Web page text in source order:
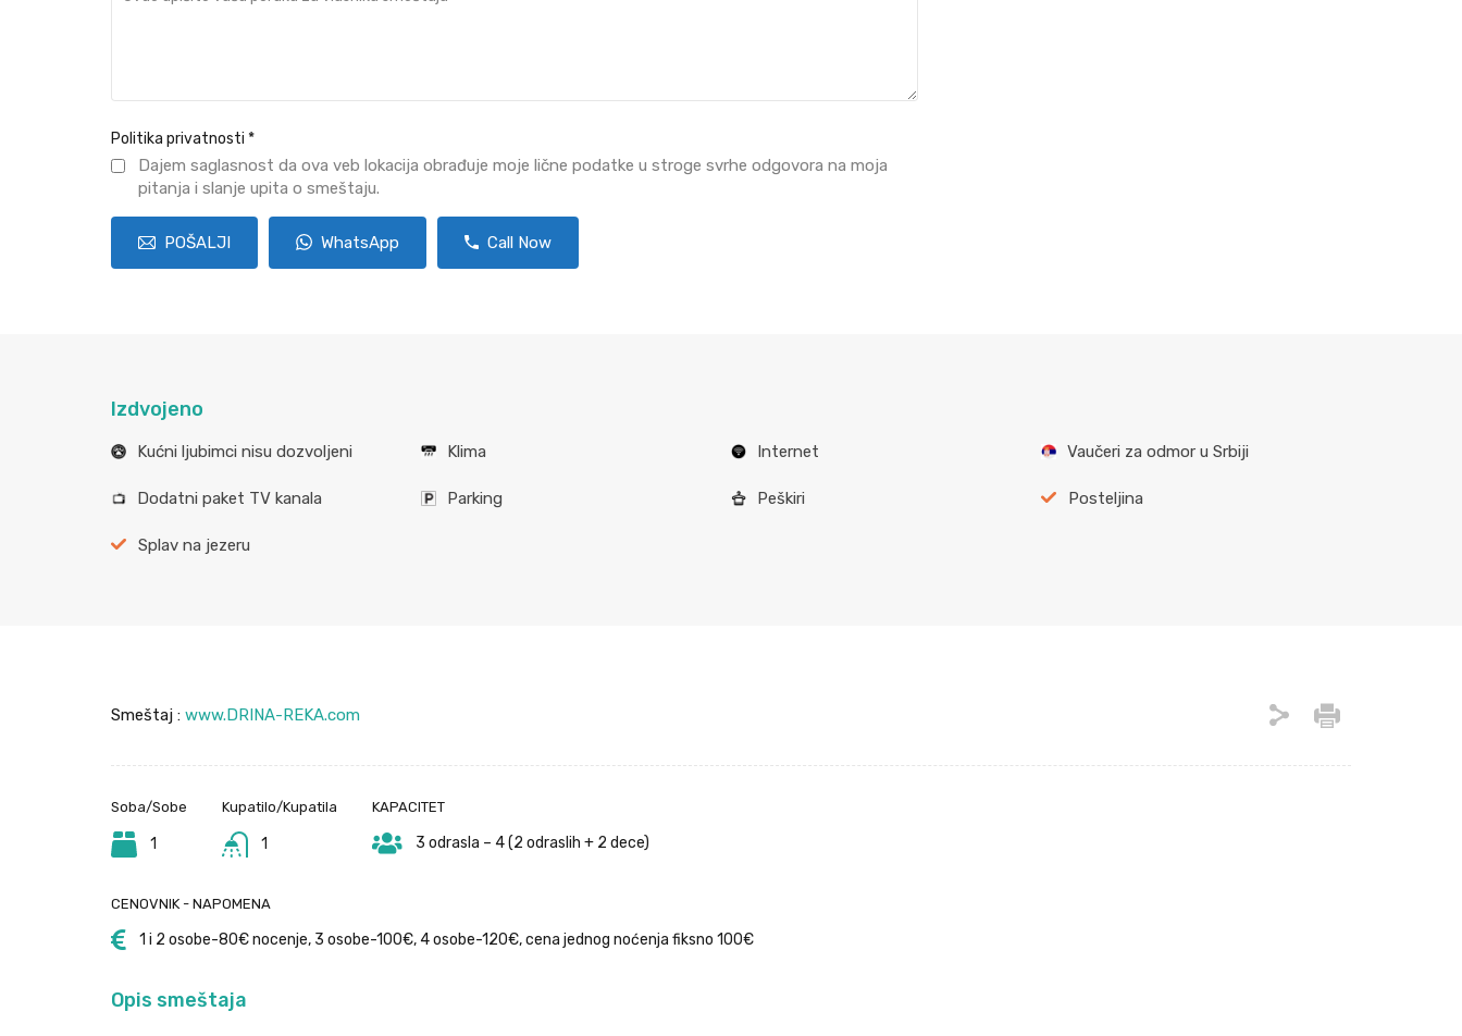
Politika privatnosti *
Dajem saglasnost da ova veb lokacija obrađuje moje lične podatke u stroge svrhe odgovora na moja
pitanja i slanje upita o smeštaju.
POŠALJI WhatsApp Call Now
Izdvojeno
Kućni ljubimci nisu dozvoljeni Klima Internet Vaučeri za odmor u Srbiji
Dodatni paket TV kanala Parking Peškiri Posteljina
Splav na jezeru
Smeštaj : www.DRINA-REKA.com
Soba/Sobe
1
Kupatilo/Kupatila
1
KAPACITET
3 odrasla – 4 (2 odraslih + 2 dece)
CENOVNIK - NAPOMENA
1 i 2 osobe-80€ nocenje, 3 osobe-100€, 4 osobe-120€, cena jednog noćenja fiksno 100€
Opis smeštaja